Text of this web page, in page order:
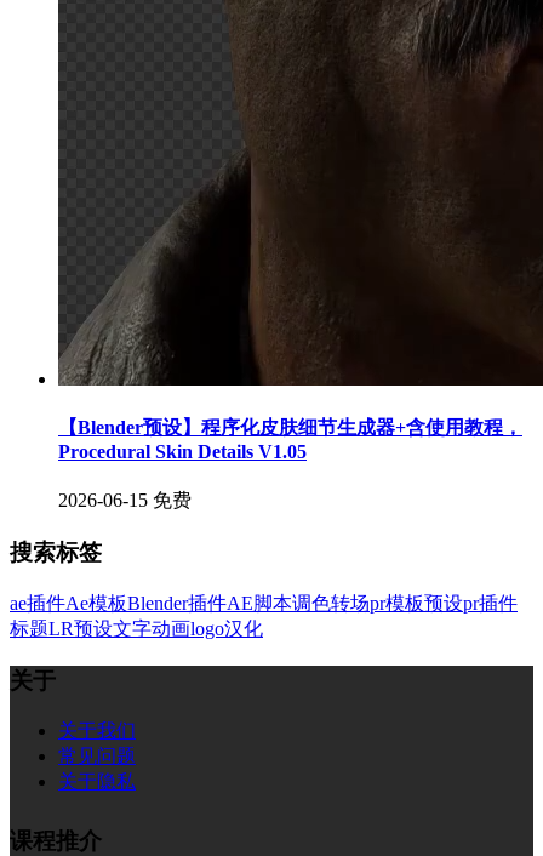
【Blender预设】程序化皮肤细节生成器+含使用教程，
Procedural Skin Details V1.05
2026-06-15 免费
搜索标签
ae插件Ae模板Blender插件AE脚本调色转场pr模板预设pr插件
标题LR预设文字动画logo汉化
关于
关于我们
常见问题
关于隐私
课程推介